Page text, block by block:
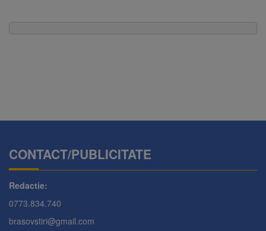
CONTACT/PUBLICITATE
Redactie:
0773.834.740
brasovstiri@gmail.com